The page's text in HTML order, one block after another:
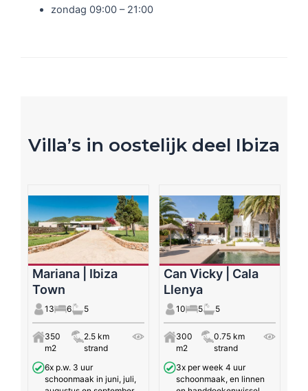
zondag 09:00 – 21:00
Villa’s in oostelijk deel Ibiza
Mariana | Ibiza
Town
13 6 5
350
m2
2.5 km
strand
6x p.w. 3 uur
schoonmaak in juni, juli,
Can Vicky | Cala
Llenya
10 5 5
300
m2
0.75 km
strand
3x per week 4 uur
schoonmaak, en linnen